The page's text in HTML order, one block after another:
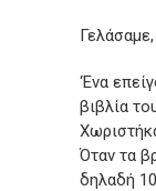
‘Ενα
βιβλία
Όταν τα
δηλαδή